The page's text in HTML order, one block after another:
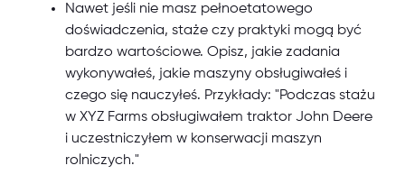
Nawet jeśli nie masz pełnoetatowego
doświadczenia, staże czy praktyki mogą być
bardzo wartościowe. Opisz, jakie zadania
wykonywałeś, jakie maszyny obsługiwałeś i
czego się nauczyłeś. Przykłady: "Podczas stażu
w XYZ Farms obsługiwałem traktor John Deere
i uczestniczyłem w konserwacji maszyn
rolniczych."